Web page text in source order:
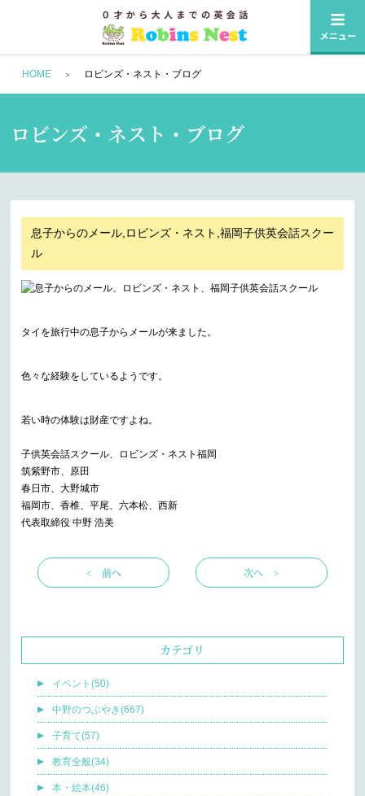
HOME ロビンズ・ネスト・ブログ
ロビンズ・ネスト・ブログ
息子からのメール,ロビンズ・ネスト,福岡子供英会話スクー
ル
タイを旅行中の息子からメールが来ました。
色々な経験をしているようです。
若い時の体験は財産ですよね。
子供英会話スクール、ロビンズ・ネスト福岡
筑紫野市、原田
春日市、大野城市
福岡市、香椎、平尾、六本松、西新
代表取締役 中野 浩美
< 前へ 次へ >
カテゴリ
イベント(50)
中野のつぶやき(667)
子育て(57)
教育全般(34)
本・絵本(46)